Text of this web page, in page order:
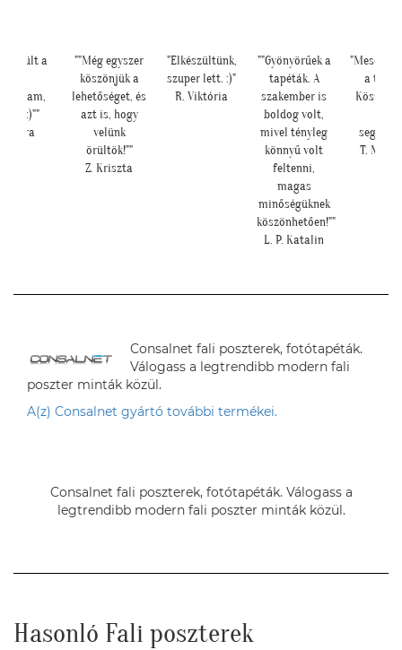
a
:)""
Sára
""Még egyszer
köszönjük a
lehetőséget, és
azt is, hogy
velünk
örültök!""
Z. Kriszta
"Elkészültünk,
szuper lett. :)"
R. Viktória
""Gyönyörűek a
tapéták. A
szakember is
boldog volt,
mivel tényleg
könnyű volt
feltenni,
magas
minőségüknek
köszönhetően!""
L. P. Katalin
a
T.
Consalnet fali poszterek, fotótapéták.
Válogass a legtrendibb modern fali
poszter minták közül.
A(z) Consalnet gyártó további termékei.
Consalnet fali poszterek, fotótapéták. Válogass a
legtrendibb modern fali poszter minták közül.
Hasonló Fali poszterek